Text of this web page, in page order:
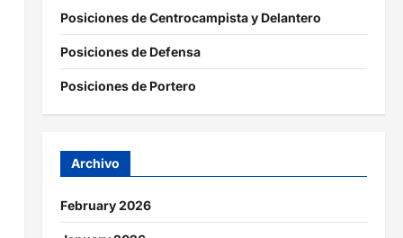
Posiciones de Centrocampista y Delantero
Posiciones de Defensa
Posiciones de Portero
Archivo
February 2026